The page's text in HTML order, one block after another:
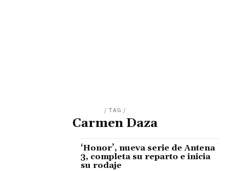
/ TAG /
Carmen Daza
‘Honor’, nueva serie de Antena
3, completa su reparto e inicia
su rodaje